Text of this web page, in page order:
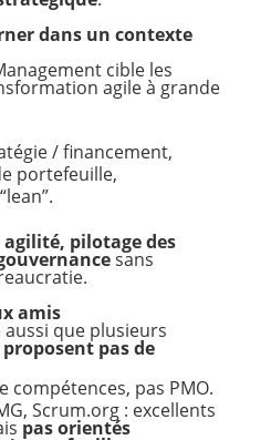
dans un contexte
cible les
agile à grande
/ financement,
portefeuille,
agilité, pilotage des
sans
amis
que plusieurs
proposent pas de
compétences, pas PMO.
Scrum.org : excellents
pas orientés